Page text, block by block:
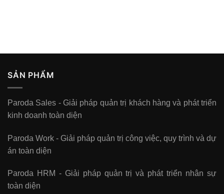
SẢN PHẨM
Paroda Sales - Giải pháp quản trị khách hàng và phát triển
kinh doanh toàn diện
Paroda Work - Giải pháp quản trị công việc, quy trình và dự
án toàn diện
Paroda HRM - Giải pháp quản trị và phát triển nhân sự
toàn diện